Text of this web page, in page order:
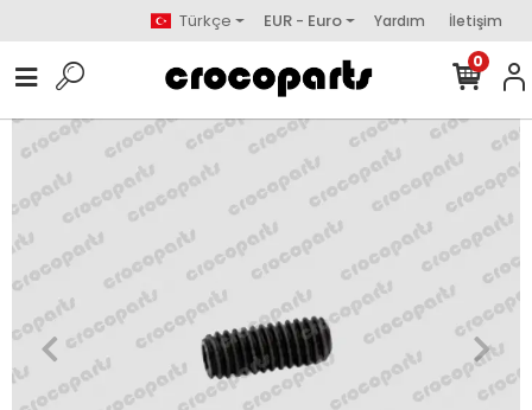
Türkçe EUR - Euro Yardım İletişim
0